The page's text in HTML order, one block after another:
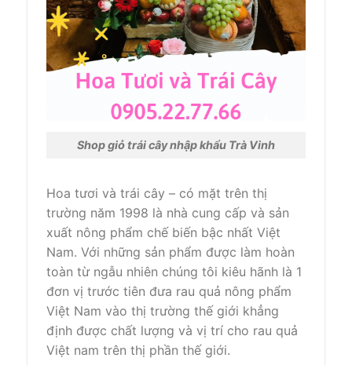
Shop giỏ trái cây nhập khẩu Trà Vinh
Hoa tươi và trái cây – có mặt trên thị
trường năm 1998 là nhà cung cấp và sản
xuất nông phẩm chế biến bậc nhất Việt
Nam. Với những sản phẩm được làm hoàn
toàn từ ngẫu nhiên chúng tôi kiêu hãnh là 1
đơn vị trước tiên đưa rau quả nông phẩm
Việt Nam vào thị trường thế giới khẳng
định được chất lượng và vị trí cho rau quả
Việt nam trên thị phần thế giới.